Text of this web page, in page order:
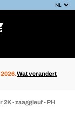
2026.Wat verandert
- zaaggleuf - PH